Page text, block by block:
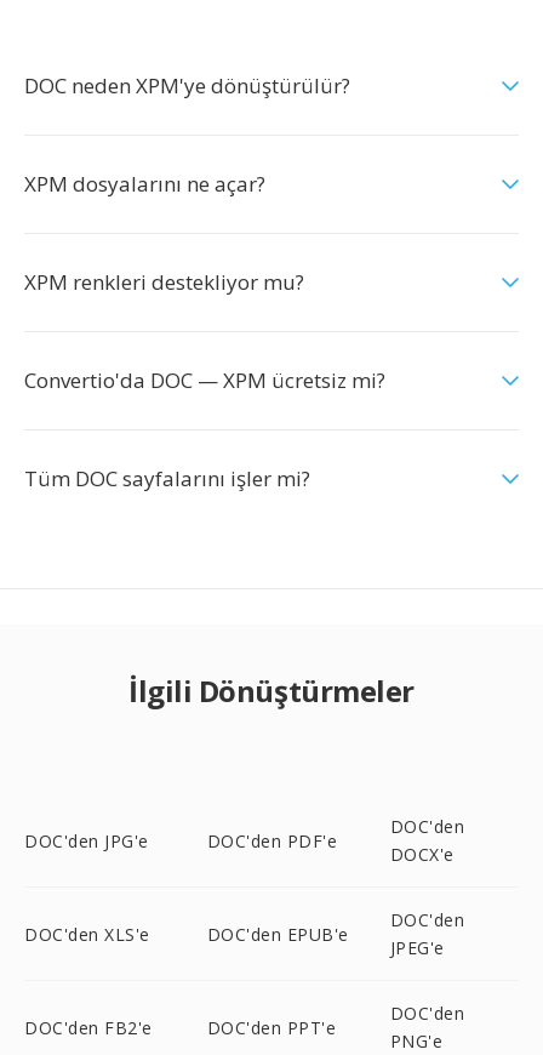
DOC neden XPM'ye dönüştürülür?
XPM dosyalarını ne açar?
XPM renkleri destekliyor mu?
Convertio'da DOC — XPM ücretsiz mi?
Tüm DOC sayfalarını işler mi?
İlgili Dönüştürmeler
DOC'den JPG'e DOC'den PDF'e
DOC'den
DOCX'e
DOC'den XLS'e DOC'den EPUB'e
DOC'den
JPEG'e
DOC'den FB2'e DOC'den PPT'e
DOC'den
PNG'e